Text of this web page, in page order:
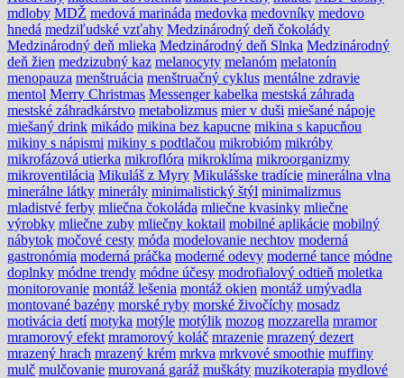
mdloby MDŽ medová marináda medovka medovníky medovo
hnedá medziľudské vzťahy Medzinárodný deň čokolády
Medzinárodný deň mlieka Medzinárodný deň Slnka Medzinárodný
deň žien medzizubný kaz melanocyty melanóm melatonín
menopauza menštruácia menštruačný cyklus mentálne zdravie
mentol Merry Christmas Messenger kabelka mestská záhrada
mestské záhradkárstvo metabolizmus mier v duši miešané nápoje
miešaný drink mikádo mikina bez kapucne mikina s kapucňou
mikiny s nápismi mikiny s podtlačou mikrobióm mikróby
mikrofázová utierka mikroflóra mikroklíma mikroorganizmy
mikroventilácia Mikuláš z Myry Mikulášske tradície minerálna vlna
minerálne látky minerály minimalistický štýl minimalizmus
mladistvé ferby mliečna čokoláda mliečne kvasinky mliečne
výrobky mliečne zuby mliečny koktail mobilné aplikácie mobilný
nábytok močové cesty móda modelovanie nechtov moderná
gastronómia moderná práčka moderné odevy moderné tance módne
doplnky módne trendy módne účesy modrofialový odtieň moletka
monitorovanie montáž lešenia montáž okien montáž umývadla
montované bazény morské ryby morské živočíchy mosadz
motivácia detí motyka motýle motýlik mozog mozzarella mramor
mramorový efekt mramorový koláč mrazenie mrazený dezert
mrazený hrach mrazený krém mrkva mrkvové smoothie muffiny
mulč mulčovanie murovaná garáž muškáty muzikoterapia mydlové